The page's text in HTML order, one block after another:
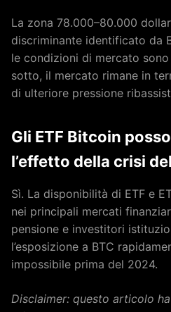
La zona 78.000–80.000
discriminante identificato da
le condizioni di mercato
sotto, il mercato rimane in
di ulteriore pressione
Gli ETF Bitcoin
l’effetto della crisi
Sì. La disponibilità di ETF e
nei principali mercati
pensione e investitori
l’esposizione a BTC
impossibile prima del 2024.
Disclaimer: questo articolo